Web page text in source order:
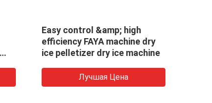
Easy control &amp; high
efficiency FAYA machine dry
ice pelletizer dry ice machine
Лучшая Цена